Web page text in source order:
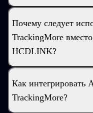
Почему следует
TrackingMore
HCDLINK?
Как интегрировать
TrackingMore?